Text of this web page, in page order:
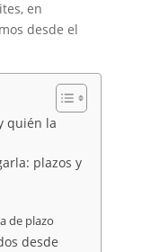
en
desde el
quién la
plazos y
de plazo
desde